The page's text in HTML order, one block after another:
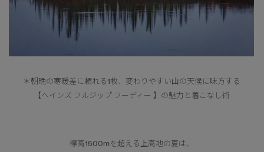
フットウェア
コレクション
フットウェア
コレクション
＊朝晩の寒暖差に頼れる1枚、変わりやすい山の天候に味方する
【ヘインズ フルジップ フーディー 】の魅力と着こなし術
標高1500mを超える上高地の夏は、